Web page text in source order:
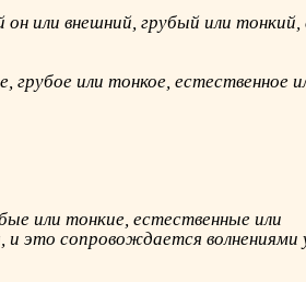
или внешний, грубый или тонкий,
или тонкое, естественное
или тонкие, естественные или
и это сопровождается